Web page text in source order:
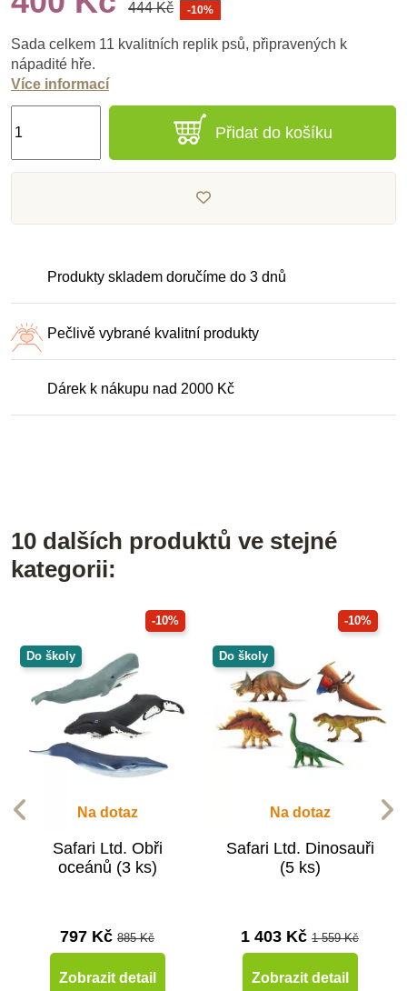
444 Kč -10%
Sada celkem 11 kvalitních replik psů, připravených k
nápadité hře.
Více informací
Přidat do košíku
Produkty skladem doručíme do 3 dnů
Pečlivě vybrané kvalitní produkty
Dárek k nákupu nad 2000 Kč
10 dalších produktů ve stejné
kategorii:
-10%
Do školy
Na dotaz
Safari Ltd. Obři
oceánů (3 ks)
797 Kč 885 Kč
Zobrazit detail
-10%
Do školy
Na dotaz
Safari Ltd. Dinosauři
(5 ks)
1 403 Kč 1 559 Kč
Zobrazit detail